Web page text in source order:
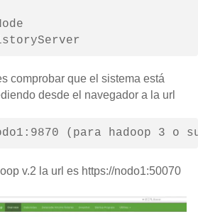
comprobar que el sistema está
desde el navegador a la url
(para hadoop 3 o
v.2 la url es https://nodo1:50070